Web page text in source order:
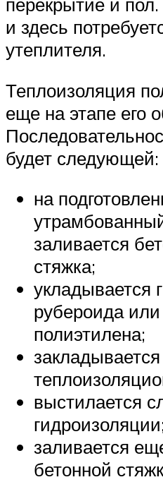
и здесь
утеплителя.
Теплоизоляция
еще на этапе его
будет следующей:
на
заливается
стяжка;
укладывается
рубероида или
полиэтилена;
закладывается
выстилается
заливается
бетонной